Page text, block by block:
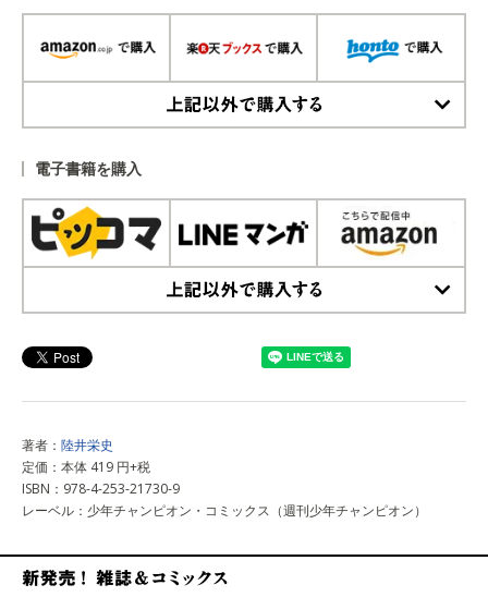
電子書籍を購入
著者： 陸井栄史
定価：本体 419 円+税
ISBN：978-4-253-21730-9
レーベル：少年チャンピオン・コミックス（週刊少年チャンピオン）